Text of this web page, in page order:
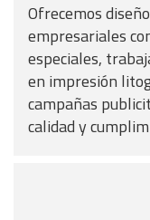
Ofrecemos
empresariales
especiales,
en impresión
campañas
calidad y